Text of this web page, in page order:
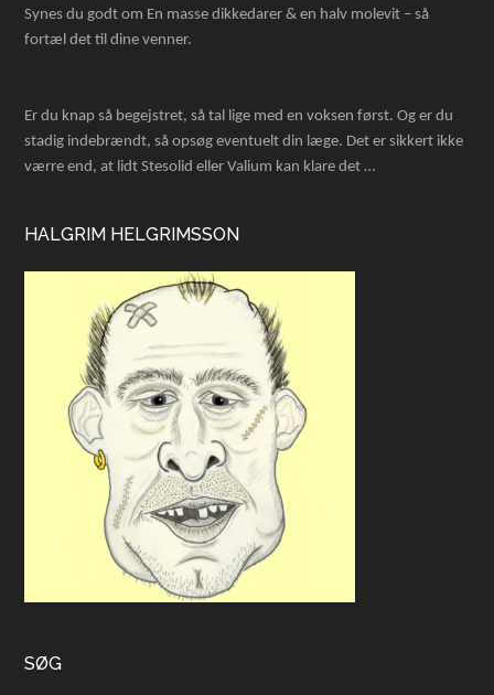
Synes du godt om En masse dikkedarer & en halv molevit – så
fortæl det til dine venner.
Er du knap så begejstret, så tal lige med en voksen først. Og er du
stadig indebrændt, så opsøg eventuelt din læge. Det er sikkert ikke
værre end, at lidt Stesolid eller Valium kan klare det …
HALGRIM HELGRIMSSON
SØG